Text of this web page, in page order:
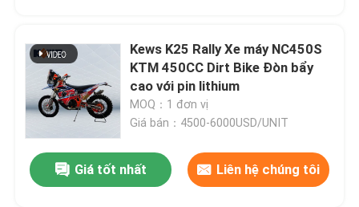
Trang chủ
Kews K25 Rally Xe máy NC450S
KTM 450CC Dirt Bike Đòn bẩy
cao với pin lithium
MOQ：1 đơn vị
Giá bán：4500-6000USD/UNIT
Giá tốt nhất Liên hệ chúng tôi